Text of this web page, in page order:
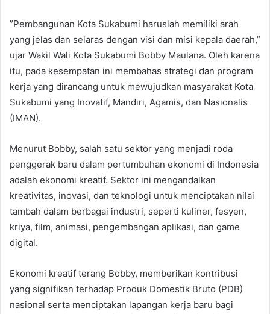
”Pembangunan Kota Sukabumi haruslah memiliki arah
yang jelas dan selaras dengan visi dan misi kepala daerah,”
ujar Wakil Wali Kota Sukabumi Bobby Maulana. Oleh karena
itu, pada kesempatan ini membahas strategi dan program
kerja yang dirancang untuk mewujudkan masyarakat Kota
Sukabumi yang Inovatif, Mandiri, Agamis, dan Nasionalis
(IMAN).
Menurut Bobby, salah satu sektor yang menjadi roda
penggerak baru dalam pertumbuhan ekonomi di Indonesia
adalah ekonomi kreatif. Sektor ini mengandalkan
kreativitas, inovasi, dan teknologi untuk menciptakan nilai
tambah dalam berbagai industri, seperti kuliner, fesyen,
kriya, film, animasi, pengembangan aplikasi, dan game
digital.
Ekonomi kreatif terang Bobby, memberikan kontribusi
yang signifikan terhadap Produk Domestik Bruto (PDB)
nasional serta menciptakan lapangan kerja baru bagi